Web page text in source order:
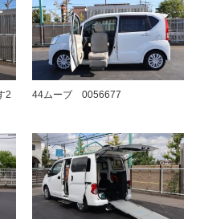
2
44ムーブ 0056677